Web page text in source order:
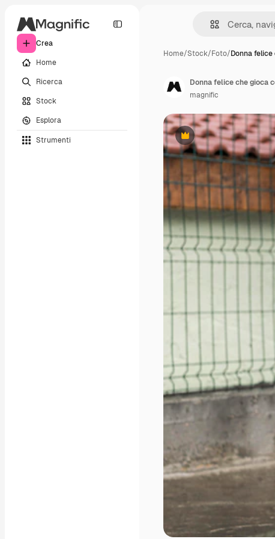
Crea
Home
Ricerca
Stock
Esplora
Strumenti
Home/Stock/Foto/Donna felice
Premium
Donna felice che gioca
magnific